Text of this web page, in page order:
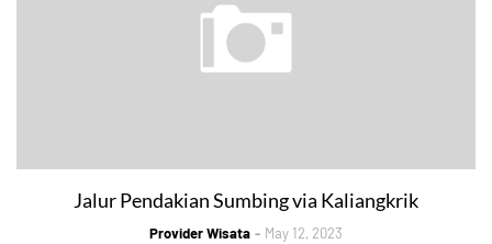
Jalur Pendakian Sumbing via Kaliangkrik
Provider Wisata May 12, 2023